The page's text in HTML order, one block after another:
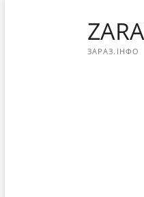
ЗАРАЗ.ІНФО